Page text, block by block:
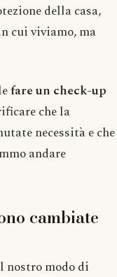
della casa,
cui viviamo, ma
fare un check-up
che la
necessità e che
andare
cambiate
modo di